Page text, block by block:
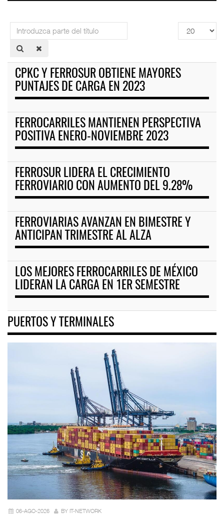
Introduzca
parte
del
Cantidad
a
CPKC Y FERROSUR OBTIENE MAYORES
PUNTAJES DE CARGA EN 2023
FERROCARRILES MANTIENEN PERSPECTIVA
POSITIVA ENERO-NOVIEMBRE 2023
FERROSUR LIDERA EL CRECIMIENTO
FERROVIARIO CON AUMENTO DEL 9.28%
FERROVIARIAS AVANZAN EN BIMESTRE Y
ANTICIPAN TRIMESTRE AL ALZA
LOS MEJORES FERROCARRILES DE MÉXICO
LIDERAN LA CARGA EN 1ER SEMESTRE
PUERTOS Y TERMINALES
06-AGO-2026 BY IT-NETWORK